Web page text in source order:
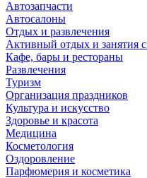
Автозапчасти
Автосалоны
Отдых и развлечения
Активный отдых и занятия
Кафе, бары и рестораны
Развлечения
Туризм
Организация праздников
Культура и искусство
Здоровье и красота
Медицина
Косметология
Оздоровление
Парфюмерия и косметика